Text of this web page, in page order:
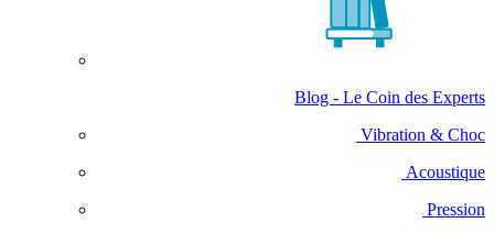
Blog - Le Coin des Experts
Vibration & Choc
Acoustique
Pression